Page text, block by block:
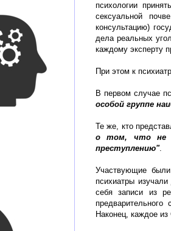
психологии
сексуальной
консультацию)
дела реальных
каждому эксперту
При этом к
В первом случае
особой группе
Те же, кто
о том, что не
преступлению".
Участвующие
психиатры
себя записи из
предварительного
Наконец, каждое